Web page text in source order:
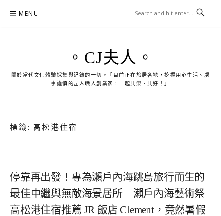
MENU
。CJ夫人。
關於當代文化體驗採集與紀錄的一切。「目前正在旅居各地，挖掘用心生活、處
事謹慎的匠人職人創業家，一起共榮、共好！」
標籤: 高松港住宿
停靠再出發！專為瀨戶內海跳島旅行而生的
最佳中繼與無敵海景居所｜瀨戶內海藝術祭
高松港住宿推薦 JR 飯店 Clement，竟然暑假